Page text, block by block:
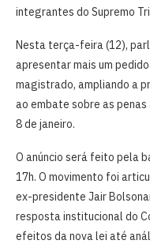
integrantes do Supremo
Nesta terça-feira (12),
apresentar mais um
magistrado, ampliando a
ao embate sobre as
8 de janeiro.
O anúncio será feito pela
17h. O movimento foi
ex-presidente Jair
resposta institucional do
efeitos da nova lei até